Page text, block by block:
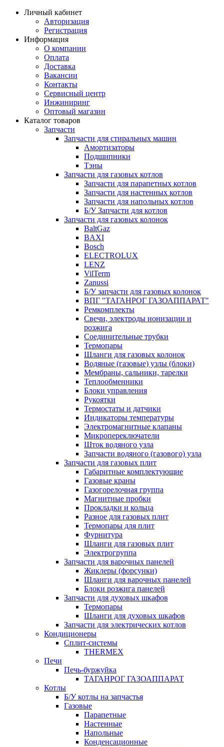
Личный кабинет
Авторизация
Регистрация
Информация
О компании
Оплата
Доставка
Вакансии
Контакты
Сервисный центр
Инжиниринг
Оптовый магазин
Каталог товаров
Запчасти
Запчасти для стиральных машин
Амортизаторы
Подшипники
Тэны
Запчасти для газовых котлов
Запчасти для парапетных котлов
Запчасти для настенных котлов
Запчасти для напольных котлов
Б/У Запчасти для котлов
Запчасти для газовых колонок
BaltGaz
BAXI
Bosch
ELECTROLUX
LENZ
VilTerm
Zanussi
Б/У запчасти для газовых колонок
ВПГ "ТАГАНРОГ ГАЗОАППАРАТ"
Ремкомплекты
Свечи, электроды ионизации и
розжига
Соединительные трубки
Термопары
Шланги для газовых колонок
Водяные (газовые) узлы (блоки)
Мембраны, сальники, тарелки
Теплообменники
Блоки управления
Рукоятки
Термостаты и датчики
Индикаторы температуры
Электромагнитные клапаны
Микропереключатели
Шток водяного узла
Запчасти водяного (газового) узла
Запчасти для газовых плит
Габаритные комплектующие
Газовые краны
Газогорелочная группа
Магнитные пробки
Прокладки и кольца
Разное для газовых плит
Термопары для плит
Фурнитура
Шланги для газовых плит
Электрогруппа
Запчасти для варочных панелей
Жиклеры (форсунки)
Шланги для варочных панелей
Блоки розжига панелей
Запчасти для духовых шкафов
Термопары
Шланги для духовых шкафов
Запчасти для электрических котлов
Кондиционеры
Сплит-системы
THERMEX
Печи
Печь-буржуйка
ТАГАНРОГ ГАЗОАППАРАТ
Котлы
Б/У котлы на запчастья
Газовые
Парапетные
Настенные
Напольные
Конденсационные